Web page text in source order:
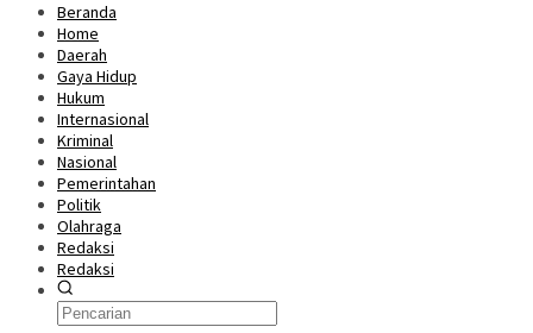
Beranda
Home
Daerah
Gaya Hidup
Hukum
Internasional
Kriminal
Nasional
Pemerintahan
Politik
Olahraga
Redaksi
Redaksi